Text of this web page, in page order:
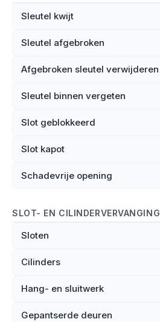
Sleutel kwijt
Sleutel afgebroken
Afgebroken sleutel verwijderen
Sleutel binnen vergeten
Slot geblokkeerd
Slot kapot
Schadevrije opening
SLOT- EN CILINDERVERVANGING
Sloten
Cilinders
Hang- en sluitwerk
Gepantserde deuren